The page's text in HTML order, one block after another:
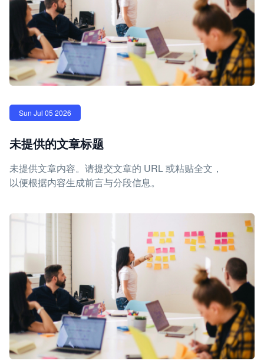
Sun Jul 05 2026
未提供的文章标题
未提供文章内容。请提交文章的 URL 或粘贴全文，
以便根据内容生成前言与分段信息。